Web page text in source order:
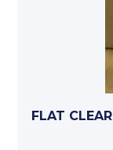
FLAT CLEAR